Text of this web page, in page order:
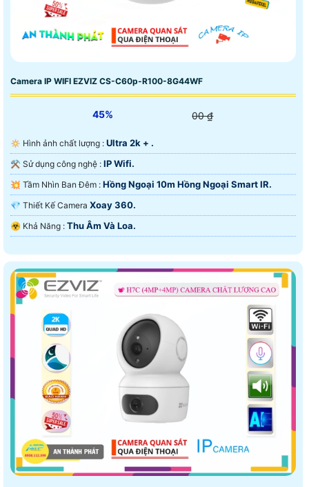
Camera IP WIFI EZVIZ CS-C60p-R100-8G44WF
45% 00 ₫
🔅 Hình ảnh chất lượng : Ultra 2k + .
⚒ Sử dụng công nghệ : IP Wifi.
💥 Tầm Nhìn Ban Đêm : Hồng Ngoại 10m Hồng Ngoại Smart IR.
💎 Thiết Kế Camera Xoay 360.
️☣️ Khả Năng : Thu Âm Và Loa.